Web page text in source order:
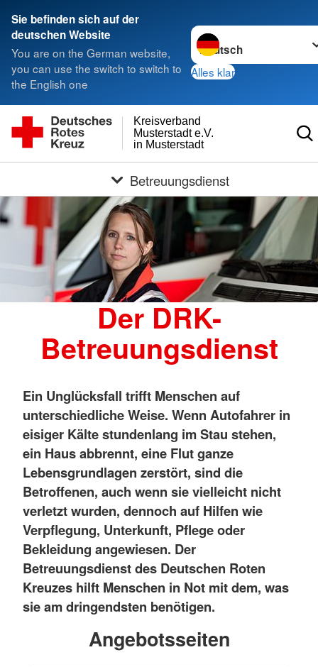
Sie befinden sich auf der
deutschen Website
You are on the German website,
you can use the switch to switch to
the English one
Sprache wechseln zu
Alles klar
in Musterstadt
Musterstadt e.V.
Kreisverband
Betreuungsdienst
Der DRK-
Betreuungsdienst
Ein Unglücksfall trifft Menschen auf
unterschiedliche Weise. Wenn Autofahrer in
eisiger Kälte stundenlang im Stau stehen,
ein Haus abbrennt, eine Flut ganze
Lebensgrundlagen zerstört, sind die
Betroffenen, auch wenn sie vielleicht nicht
verletzt wurden, dennoch auf Hilfen wie
Verpflegung, Unterkunft, Pflege oder
Bekleidung angewiesen. Der
Betreuungsdienst des Deutschen Roten
Kreuzes hilft Menschen in Not mit dem, was
sie am dringendsten benötigen.
Angebotsseiten